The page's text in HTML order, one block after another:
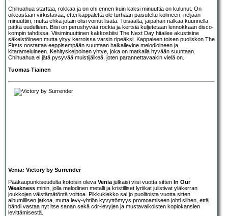
Chihuahua starttaa, rokkaa ja on ohi ennen kuin kaksi minuuttia on kulunut. On
oikeastaan virkistävää, ettei kappaletta ole turhaan paisuteltu kolmeen, neljään
minuuttiin, mutta ehkä jotain olisi voinut lisätä. Toisaalta, jäipähän nälkää kuunnella
pätkä uudelleen. Biisi on perushyvää rockia ja kertsiä kuljetetaan lennokkaan disco-
kompin tahdissa. Viisiminuuttinen kakkosbiisi The Next Day hitailee akustisine
säkeistöineen mutta yltyy kerroissa varsin ripeäksi. Kappaleen toisen puoliskon The
Firsts nostattaa eeppisempään suuntaan haikailevine melodioineen ja
kitarameluineen. Kehityskelpoinen yhtye, joka on matkalla hyvään suuntaan.
Chihuahua ei jätä pysyvää muistijälkeä, joten parannettavaakin vielä on.
Tuomas Tiainen
Venia: Victory by Surrender
Pääkaupunkiseudulta kotoisin oleva Venia julkaisi viisi vuotta sitten In Our
Weakness minin, jolla melodinen metalli ja kristilliset lyriikat julistivat yläkerran
joukkojen väistämätöntä voittoa. Pikkukiekko sai jo puolitoista vuotta sitten
albumillisen jatkoa, mutta levy-yhtiön kyvyttömyys promoamiseen johti siihen, että
bändi vastaa nyt itse sanan sekä cdr-levyjen ja mustavalkoisten kopiokansien
levittämisestä.